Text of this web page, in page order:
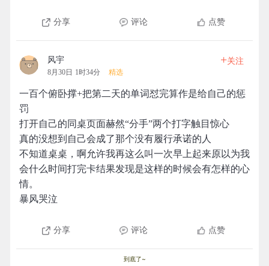
分享 评论 点赞
风宇
8月30日 1时34分 精选
+关注
一百个俯卧撑+把第二天的单词怼完算作是给自己的惩
罚
打开自己的同桌页面赫然“分手”两个打字触目惊心
真的没想到自己会成了那个没有履行承诺的人
不知道桌桌，啊允许我再这么叫一次早上起来原以为我
会什么时间打完卡结果发现是这样的时候会有怎样的心
情。
暴风哭泣
分享 评论 点赞
到底了~